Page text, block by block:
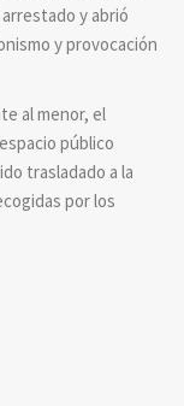
y abrió
y provocación
al menor, el
público
trasladado a la
por los